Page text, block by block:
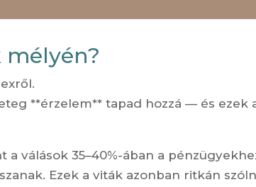
mélyén?
**érzelem** tapad hozzá — és ezek
a válások 35–40%-ában a
Ezek a viták azonban ritkán